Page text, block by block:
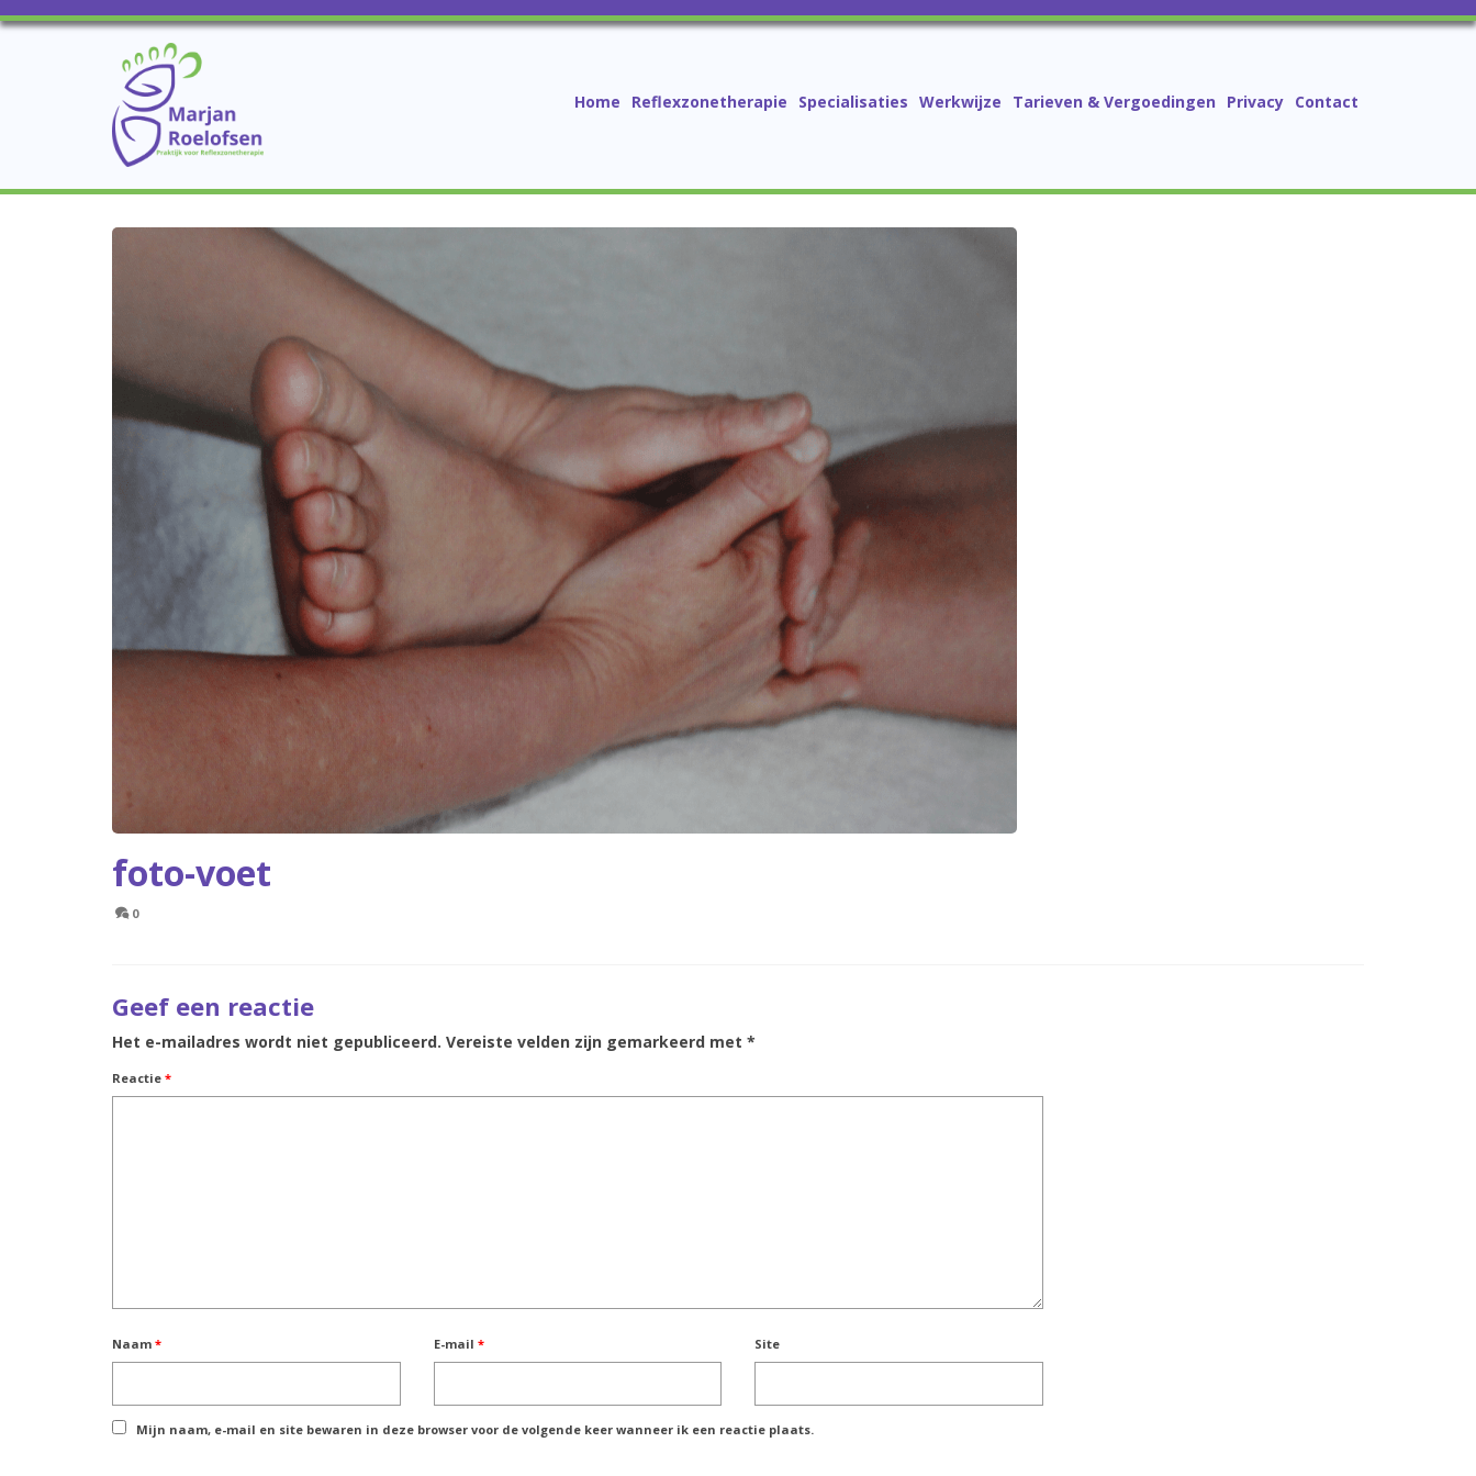
Home Reflexzonetherapie Specialisaties Werkwijze Tarieven & Vergoedingen Privacy Contact
foto-voet
0
Geef een reactie
Het e-mailadres wordt niet gepubliceerd. Vereiste velden zijn gemarkeerd met *
Reactie *
Naam * E-mail * Site
Mijn naam, e-mail en site bewaren in deze browser voor de volgende keer wanneer ik een reactie plaats.